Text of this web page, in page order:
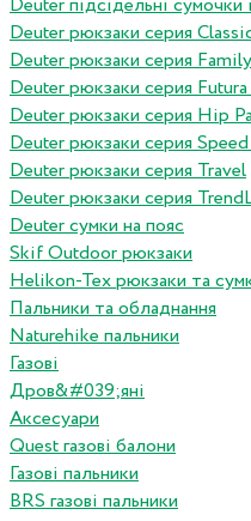
Deuter підсідельні сумочки
Deuter рюкзаки серия
Deuter рюкзаки серия
Deuter рюкзаки серия
Deuter рюкзаки серия Hip
Deuter рюкзаки серия
Deuter рюкзаки серия Travel
Deuter рюкзаки серия
Deuter сумки на пояс
Skif Outdoor рюкзаки
Helikon-Tex рюкзаки та
Пальники та обладнання
Naturehike пальники
Газові
Дров&#039;яні
Аксесуари
Quest газові балони
Газові пальники
BRS газові пальники